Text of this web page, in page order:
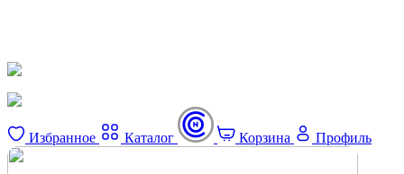
Избранное Каталог Корзина Профиль